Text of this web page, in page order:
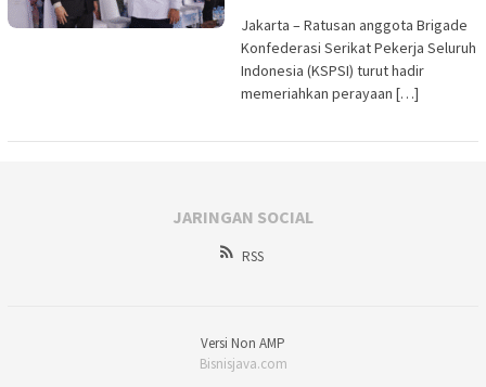
Jakarta – Ratusan anggota Brigade
Konfederasi Serikat Pekerja Seluruh
Indonesia (KSPSI) turut hadir
memeriahkan perayaan […]
JARINGAN SOCIAL
RSS
Versi Non AMP
Bisnisjava.com